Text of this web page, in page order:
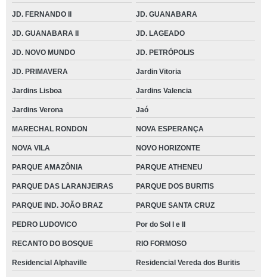
JD. FERNANDO II JD. GUANABARA
JD. GUANABARA II JD. LAGEADO
JD. NOVO MUNDO JD. PETRÓPOLIS
JD. PRIMAVERA Jardin Vitoria
Jardins Lisboa Jardins Valencia
Jardins Verona Jaó
MARECHAL RONDON NOVA ESPERANÇA
NOVA VILA NOVO HORIZONTE
PARQUE AMAZÔNIA PARQUE ATHENEU
PARQUE DAS LARANJEIRAS PARQUE DOS BURITIS
PARQUE IND. JOÃO BRAZ PARQUE SANTA CRUZ
PEDRO LUDOVICO Por do Sol I e II
RECANTO DO BOSQUE RIO FORMOSO
Residencial Alphaville Residencial Vereda dos Buritis